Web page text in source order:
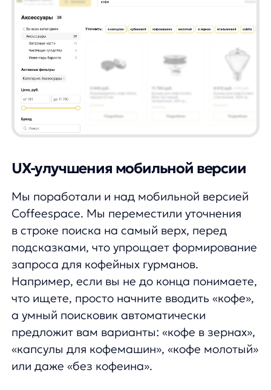
«капсулы для кофемашин», «кофе молотый»
или даже «без кофеина».
Кроме того, фильтры теперь расположены
вверху страницы и доступны сразу после
открытия сайта на мобильных устройствах.
Это упрощает выбор нужных параметров
для кофейного выбора, например,
по стране происхождения зерен или
новые варианты сортировки после
активации сортировки над поисковой
выдачей. Это позволяет любителям кофе
быстрее находить нужные сорта и марки
кофе в нашем магазине. Кроме того,
мы заменили цвет истории запросов
на фиолетовый и убрали заголовки
подсказок, что освободило больше места
на экране для отображения результатов
поиска.